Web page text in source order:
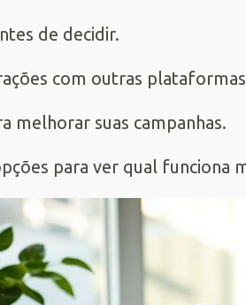
de decidir.
com outras
melhorar suas campanhas.
para ver qual funciona